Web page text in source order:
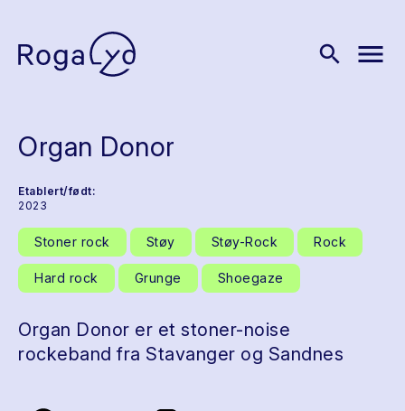
search menu
Organ Donor
Etablert/født:
2023
Stoner rock Støy Støy-Rock Rock
Hard rock Grunge Shoegaze
Organ Donor er et stoner-noise
rockeband fra Stavanger og Sandnes